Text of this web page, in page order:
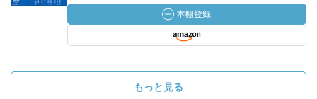
もっと見る